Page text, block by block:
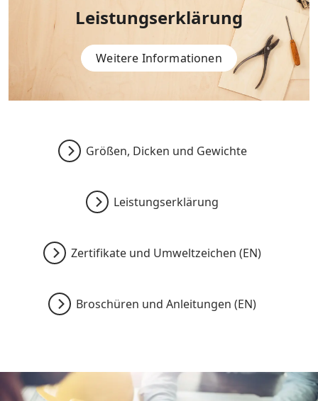
Leistungserklärung
Weitere Informationen
Größen, Dicken und Gewichte
Leistungserklärung
Zertifikate und Umweltzeichen (EN)
Broschüren und Anleitungen (EN)